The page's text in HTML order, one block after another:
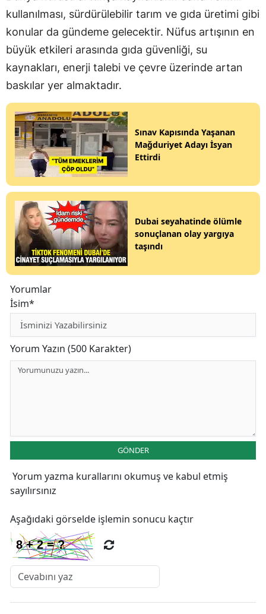
kullanılması, sürdürülebilir tarım ve gıda üretimi gibi
konular da gündeme gelecektir. Nüfus artışının en
büyük etkileri arasında gıda güvenliği, su
kaynakları, enerji talebi ve çevre üzerinde artan
baskılar yer almaktadır.
Sınav Kapısında Yaşanan
Mağduriyet Adayı İsyan
Ettirdi
Dubai seyahatinde ölümle
sonuçlanan olay yargıya
taşındı
Yorumlar
İsim*
Yorum Yazın (500 Karakter)
GÖNDER
Yorum yazma kurallarını okumuş ve kabul etmiş
sayılırsınız
Aşağıdaki görselde işlemin sonucu kaçtır